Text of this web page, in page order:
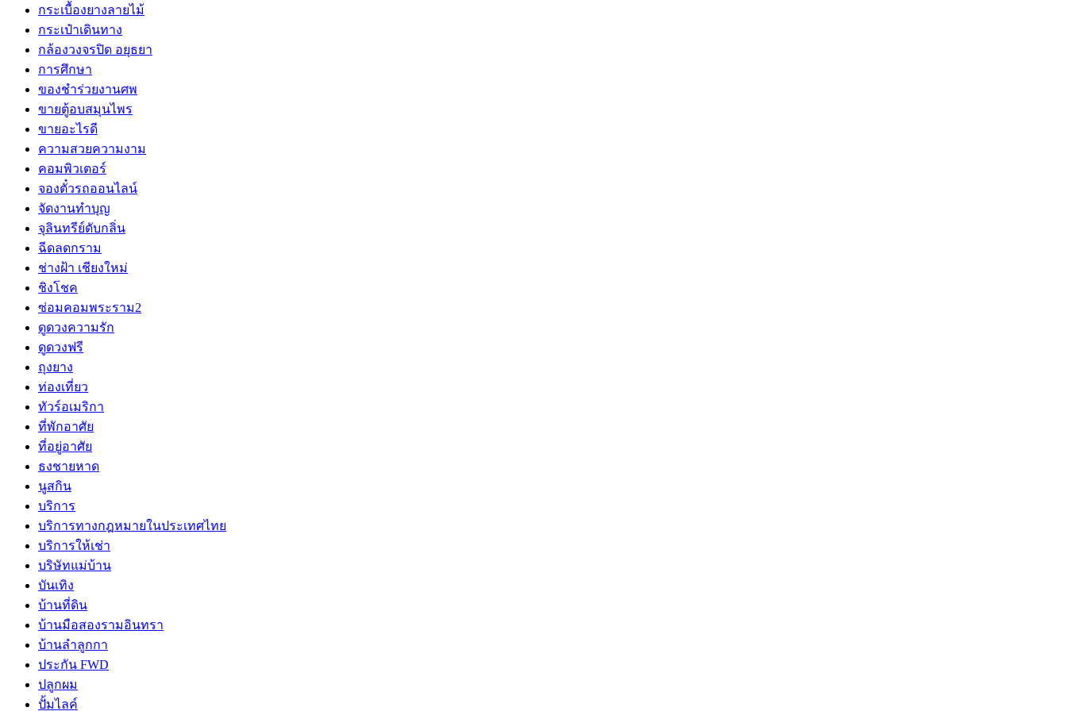
กระเบื้องยางลายไม้
กระเป๋าเดินทาง
กล้องวงจรปิด อยุธยา
การศึกษา
ของชำร่วยงานศพ
ขายตู้อบสมุนไพร
ขายอะไรดี
ความสวยความงาม
คอมพิวเตอร์
จองตั๋วรถออนไลน์
จัดงานทำบุญ
จุลินทรีย์ดับกลิ่น
ฉีดลดกราม
ช่างฝ้า เชียงใหม่
ชิงโชค
ซ่อมคอมพระราม2
ดูดวงความรัก
ดูดวงฟรี
ถุงยาง
ท่องเที่ยว
ทัวร์อเมริกา
ที่พักอาศัย
ที่อยู่อาศัย
ธงชายหาด
นูสกิน
บริการ
บริการทางกฎหมายในประเทศไทย
บริการให้เช่า
บริษัทแม่บ้าน
บันเทิง
บ้านที่ดิน
บ้านมือสองรามอินทรา
บ้านลำลูกกา
ประกัน FWD
ปลูกผม
ปั้มไลค์